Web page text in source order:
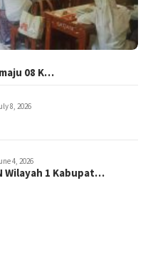
08 K…
8, 2026
4, 2026
Wilayah 1 Kabupat…